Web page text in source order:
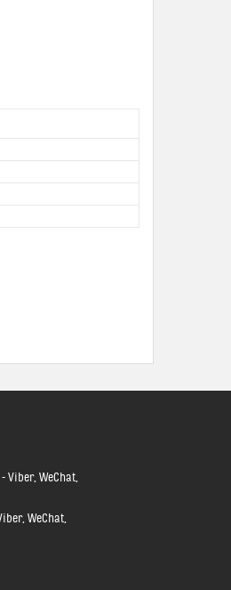
Viber, WeChat,
WeChat,